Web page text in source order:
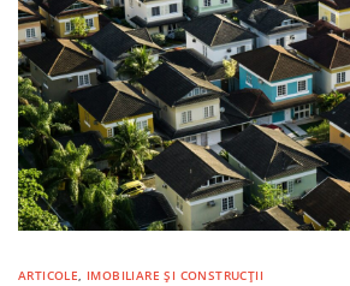
ARTICOLE, IMOBILIARE ȘI CONSTRUCȚII